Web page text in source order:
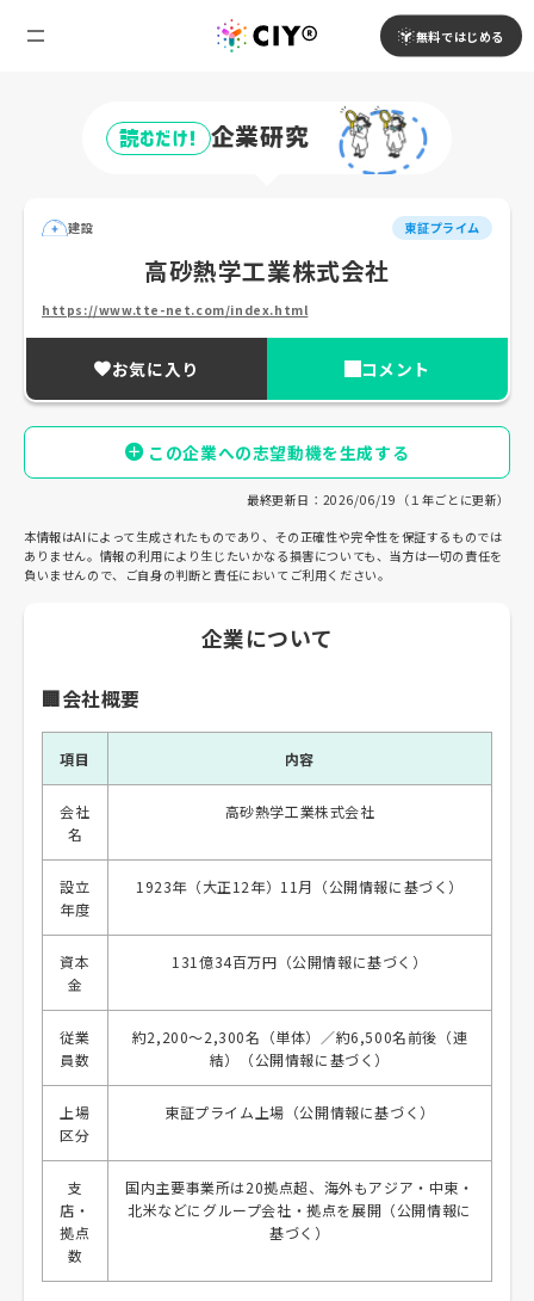
無料ではじめる
読むだけ! 企業研究
建設 東証プライム
高砂熱学工業株式会社
https://www.tte-net.com/index.html
お気に入り コメント
この企業への志望動機を生成する
最終更新日：2026/06/19（１年ごとに更新）
本情報はAIによって生成されたものであり、その正確性や完全性を保証するものでは
ありません。情報の利用により生じたいかなる損害についても、当方は一切の責任を
負いませんので、ご自身の判断と責任においてご利用ください。
企業について
🏢会社概要
項目 内容
会社
名
高砂熱学工業株式会社
設立
年度
1923年（大正12年）11月（公開情報に基づく）
資本
金
131億34百万円（公開情報に基づく）
従業
員数
約2,200〜2,300名（単体）／約6,500名前後（連
結）（公開情報に基づく）
上場
区分
東証プライム上場（公開情報に基づく）
支
店・
拠点
数
国内主要事業所は20拠点超、海外もアジア・中東・
北米などにグループ会社・拠点を展開（公開情報に
基づく）